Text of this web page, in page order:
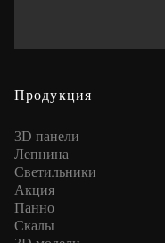
Продукция
3D панели
Лепнина
Cветильники
Акция
Панно
Скалы